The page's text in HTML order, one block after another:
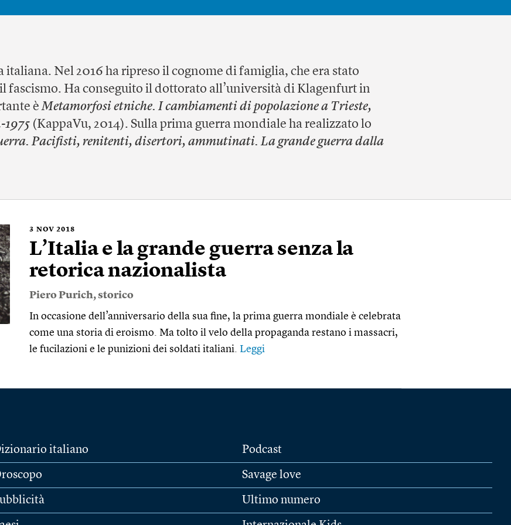
Nel 2016 ha ripreso il cognome di famiglia, che era stato
Ha conseguito il dottorato all’università di Klagenfurt in
èMetamorfosi etniche. I cambiamenti di popolazione a Trieste,
1975 (KappaVu, 2014). Sulla prima guerra mondiale ha realizzato lo
Pacifisti, renitenti, disertori, ammutinati. La grande guerra dalla
3 NOV 2018
L’Italia e la grande guerra senza la
retorica nazionalista
Piero Purich, storico
In occasione dell’anniversario della sua fine, la prima guerra mondiale è celebrata
come una storia di eroismo. Ma tolto il velo della propaganda restano i massacri,
le fucilazioni e le punizioni dei soldati italiani. Leggi
italiano Podcast
Savage love
Ultimo numero